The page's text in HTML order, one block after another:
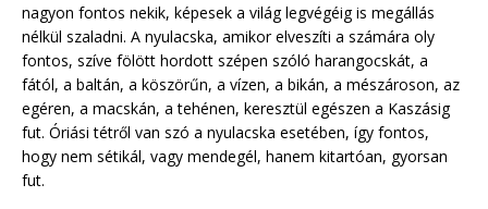
nagyon fontos nekik, képesek a világ legvégéig is megállás
nélkül szaladni. A nyulacska, amikor elveszíti a számára oly
fontos, szíve fölött hordott szépen szóló harangocskát, a
fától, a baltán, a köszörűn, a vízen, a bikán, a mészároson, az
egéren, a macskán, a tehénen, keresztül egészen a Kaszásig
fut. Óriási tétről van szó a nyulacska esetében, így fontos,
hogy nem sétikál, vagy mendegél, hanem kitartóan, gyorsan
fut.